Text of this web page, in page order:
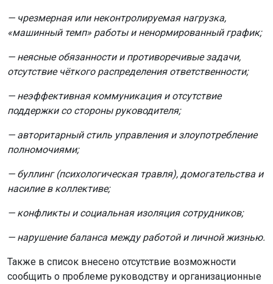
— чрезмерная или неконтролируемая нагрузка,
«машинный темп» работы и ненормированный график;
— неясные обязанности и противоречивые задачи,
отсутствие чёткого распределения ответственности;
— неэффективная коммуникация и отсутствие
поддержки со стороны руководителя;
— авторитарный стиль управления и злоупотребление
полномочиями;
— буллинг (психологическая травля), домогательства и
насилие в коллективе;
— конфликты и социальная изоляция сотрудников;
— нарушение баланса между работой и личной жизнью.
Также в список внесено отсутствие возможности
сообщить о проблеме руководству и организационные